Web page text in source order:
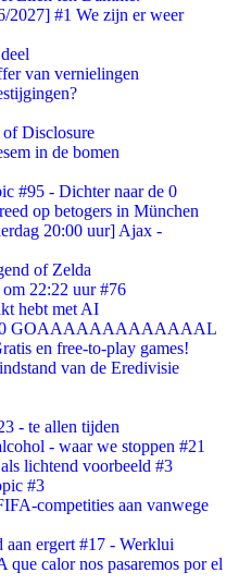
2027] #1 We zijn er weer
van vernielingen
Disclosure
in de bomen
#95 - Dichter naar de 0
op betogers in München
20:00 uur] Ajax -
of Zelda
22:22 uur #76
hebt met AI
GOAAAAAAAAAAAAAL
en free-to-play games!
van de Eredivisie
- te allen tijden
- waar we stoppen #21
lichtend voorbeeld #3
#3
competities aan vanwege
aan ergert #17 - Werklui
que calor nos pasaremos por el